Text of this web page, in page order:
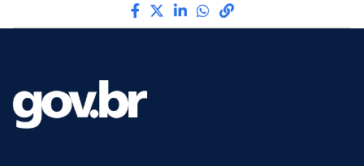
Compartilhe por Facebook
Compartilhe por Twitter
Compartilhe por
Compartilhe por
link para Copiar